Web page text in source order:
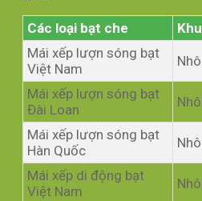
Các loại bạt che
Mái xếp lượn sóng bạt
Việt Nam
Mái xếp lượn sóng bạt
Đài Loan
Mái xếp lượn sóng bạt
Hàn Quốc
Mái xếp di động bạt
Việt Nam